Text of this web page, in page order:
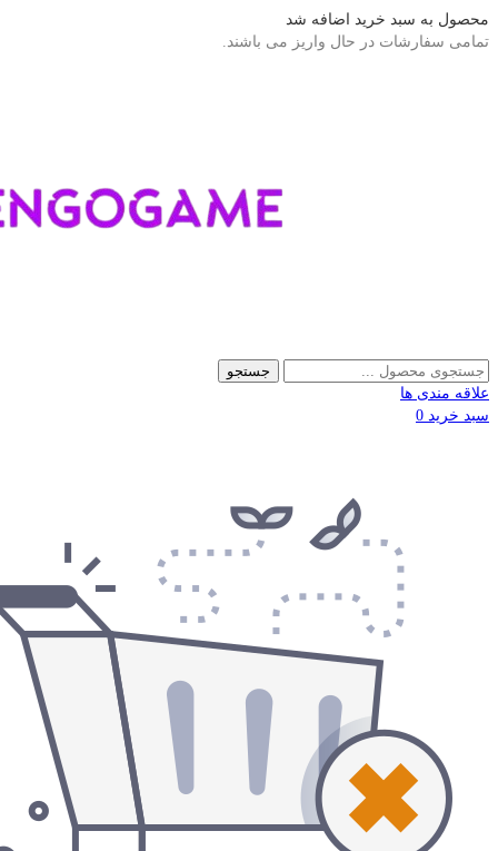
محصول به سبد خرید اضافه شد
تمامی سفارشات در حال واریز می باشند.
جستجو
علاقه مندی ها
سبد خرید 0